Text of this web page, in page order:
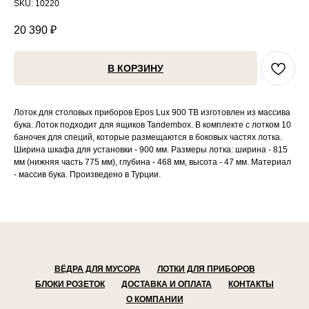
SKU: 10220
20 390 ₽
В КОРЗИНУ
Лоток для столовых приборов Epos Lux 900 TB изготовлен из массива
бука. Лоток подходит для ящиков Tandembox. В комплекте с лотком 10
баночек для специй, которые размещаются в боковых частях лотка.
Ширина шкафа для установки - 900 мм. Размеры лотка: ширина - 815
мм (нижняя часть 775 мм), глубина - 468 мм, высота - 47 мм. Материал
- массив бука. Произведено в Турции.
ВЁДРА ДЛЯ МУСОРА
ЛОТКИ ДЛЯ ПРИБОРОВ
БЛОКИ РОЗЕТОК
ДОСТАВКА И ОПЛАТА
КОНТАКТЫ
О КОМПАНИИ